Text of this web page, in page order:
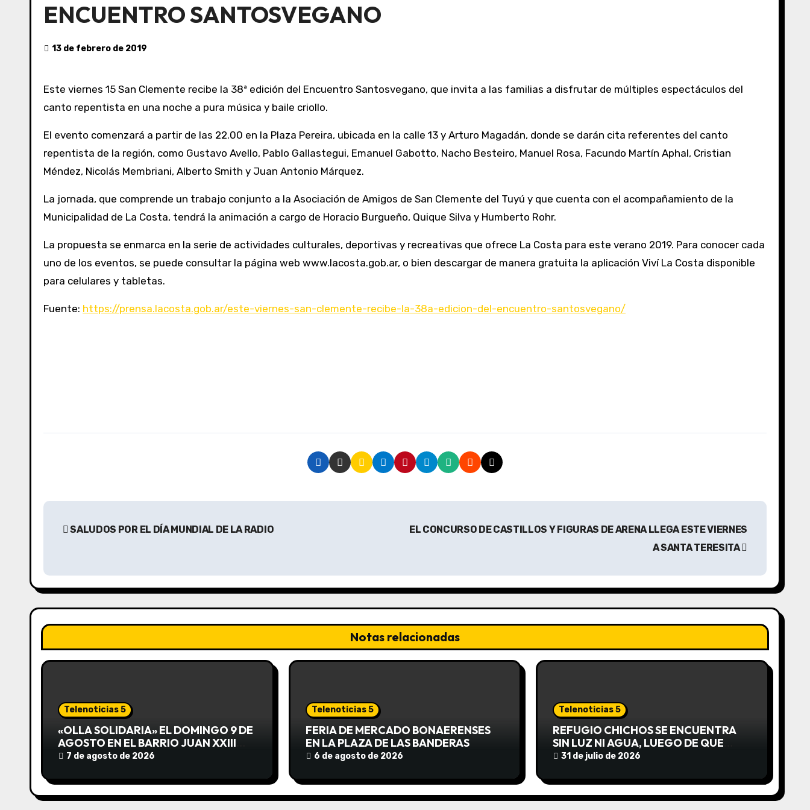
ENCUENTRO SANTOSVEGANO
13 de febrero de 2019
Este viernes 15 San Clemente recibe la 38ª edición del Encuentro Santosvegano, que invita a las familias a disfrutar de múltiples espectáculos del
canto repentista en una noche a pura música y baile criollo.
El evento comenzará a partir de las 22.00 en la Plaza Pereira, ubicada en la calle 13 y Arturo Magadán, donde se darán cita referentes del canto
repentista de la región, como Gustavo Avello, Pablo Gallastegui, Emanuel Gabotto, Nacho Besteiro, Manuel Rosa, Facundo Martín Aphal, Cristian
Méndez, Nicolás Membriani, Alberto Smith y Juan Antonio Márquez.
La jornada, que comprende un trabajo conjunto a la Asociación de Amigos de San Clemente del Tuyú y que cuenta con el acompañamiento de la
Municipalidad de La Costa, tendrá la animación a cargo de Horacio Burgueño, Quique Silva y Humberto Rohr.
La propuesta se enmarca en la serie de actividades culturales, deportivas y recreativas que ofrece La Costa para este verano 2019. Para conocer cada
uno de los eventos, se puede consultar la página web www.lacosta.gob.ar, o bien descargar de manera gratuita la aplicación Viví La Costa disponible
para celulares y tabletas.
Fuente: https://prensa.lacosta.gob.ar/este-viernes-san-clemente-recibe-la-38a-edicion-del-encuentro-santosvegano/
N
e
g
a
c
e
SALUDOS POR EL DÍA MUNDIAL DE LA RADIO
EL CONCURSO DE CASTILLOS Y FIGURAS DE ARENA LLEGA ESTE VIERNES
A SANTA TERESITA
Notas relacionadas
Telenoticias 5
«OLLA SOLIDARIA» EL DOMINGO 9 DE
AGOSTO EN EL BARRIO JUAN XXIII
DESDE LAS 13 HS
7 de agosto de 2026
Telenoticias 5
FERIA DE MERCADO BONAERENSES
EN LA PLAZA DE LAS BANDERAS
6 de agosto de 2026
Telenoticias 5
REFUGIO CHICHOS SE ENCUENTRA
SIN LUZ NI AGUA, LUEGO DE QUE
EDEA CORTARA EL SUMINISTRO SIN
31 de julio de 2026